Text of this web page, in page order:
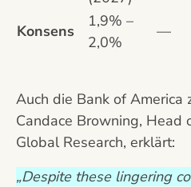
Konsens
1,9% –
2,0%
—
Auch die Bank of America
Candace Browning, Head
Global Research, erklärt:
„Despite these lingering